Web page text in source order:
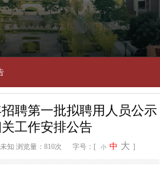
聘第一批拟聘用人员公示
工作安排公告
知 浏览量：810次 字号：[ 小 中 大 ]